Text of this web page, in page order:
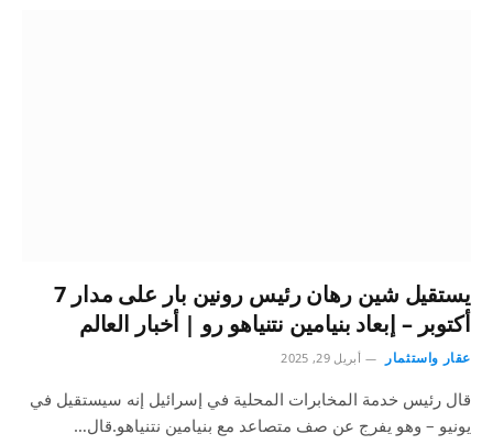
يستقيل شين رهان رئيس رونين بار على مدار 7
أكتوبر – إبعاد بنيامين نتنياهو رو | أخبار العالم
عقار واستثمار أبريل 29, 2025
قال رئيس خدمة المخابرات المحلية في إسرائيل إنه سيستقيل في
يونيو – وهو يفرج عن صف متصاعد مع بنيامين نتنياهو.قال…